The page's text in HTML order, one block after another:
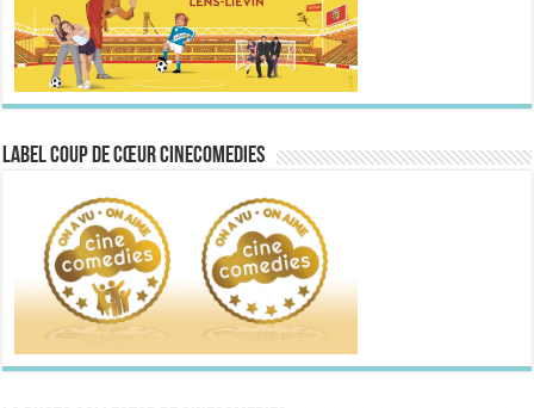
Label Coup de Cœur CineComedies